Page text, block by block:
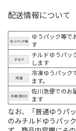
配送情報について
ゆうパック等で
す
チルドゆうパッ
します
冷凍ゆうパック
ます。
佐川急便でのお
ます
なお、「普通ゆうパ
のみチルドゆうパッ